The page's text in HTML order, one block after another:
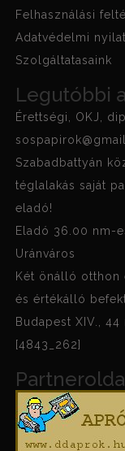
Felhasználási
Adatvédelmi
Szolgáltatasaink
Legutóbbi
Érettségi, OKJ,
Szabadbattyán
téglalakás saját
eladó!
Eladó 36.00 nm-
Uránváros
Két önálló otthon
és értékálló
Budapest XIV.,
[4843_262]